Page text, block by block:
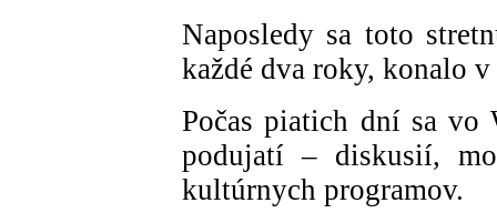
Naposledy sa toto
každé dva roky, konalo
Počas piatich dní sa vo
podujatí – diskusií,
kultúrnych programov.